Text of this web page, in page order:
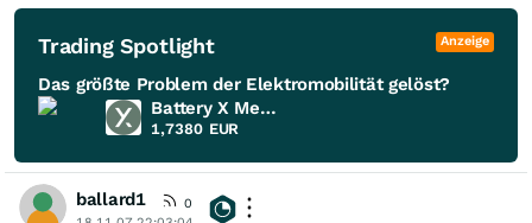
Trading Spotlight Anzeige
Das größte Problem der Elektromobilität gelöst?
Battery X Metals
1,7380 EUR
ballard1
0